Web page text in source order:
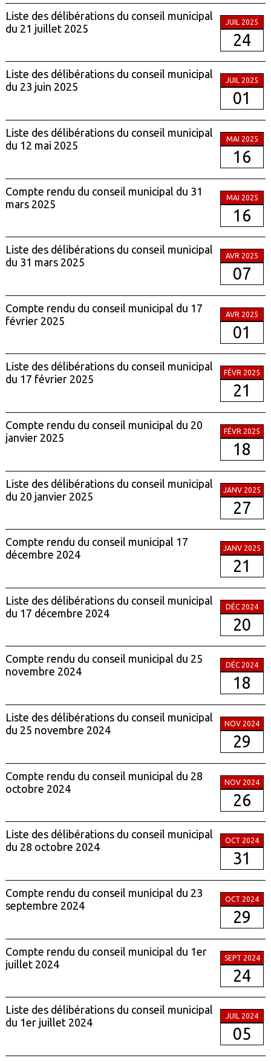
Liste des délibérations du conseil municipal
du 21 juillet 2025
JUIL 2025
24
Liste des délibérations du conseil municipal
du 23 juin 2025
JUIL 2025
01
Liste des délibérations du conseil municipal
du 12 mai 2025
MAI 2025
16
Compte rendu du conseil municipal du 31
mars 2025
MAI 2025
16
Liste des délibérations du conseil municipal
du 31 mars 2025
AVR 2025
07
Compte rendu du conseil municipal du 17
février 2025
AVR 2025
01
Liste des délibérations du conseil municipal
du 17 février 2025
FÉVR 2025
21
Compte rendu du conseil municipal du 20
janvier 2025
FÉVR 2025
18
Liste des délibérations du conseil municipal
du 20 janvier 2025
JANV 2025
27
Compte rendu du conseil municipal 17
décembre 2024
JANV 2025
21
Liste des délibérations du conseil municipal
du 17 décembre 2024
DÉC 2024
20
Compte rendu du conseil municipal du 25
novembre 2024
DÉC 2024
18
Liste des délibérations du conseil municipal
du 25 novembre 2024
NOV 2024
29
Compte rendu du conseil municipal du 28
octobre 2024
NOV 2024
26
Liste des délibérations du conseil municipal
du 28 octobre 2024
OCT 2024
31
Compte rendu du conseil municipal du 23
septembre 2024
OCT 2024
29
Compte rendu du conseil municipal du 1er
juillet 2024
SEPT 2024
24
Liste des délibérations du conseil municipal
du 1er juillet 2024
JUIL 2024
05